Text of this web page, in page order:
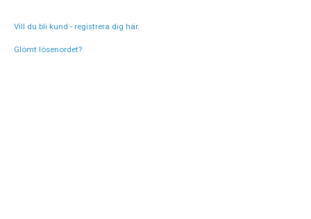
Vill du bli kund - registrera dig här.
Glömt lösenordet?